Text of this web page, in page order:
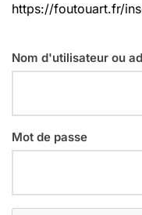
https://foutouart.fr/
Nom d'utilisateur ou
Mot de passe